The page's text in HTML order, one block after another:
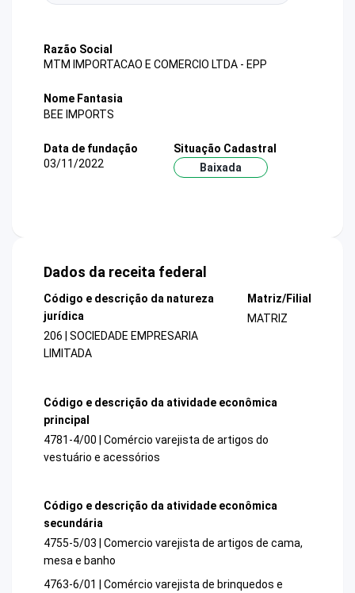
Razão Social
MTM IMPORTACAO E COMERCIO LTDA - EPP
Nome Fantasia
BEE IMPORTS
Data de fundação
03/11/2022
Situação Cadastral
Baixada
Dados da receita federal
Código e descrição da natureza
jurídica
206 | SOCIEDADE EMPRESARIA
LIMITADA
Matriz/Filial
MATRIZ
Código e descrição da atividade econômica
principal
4781-4/00 | Comércio varejista de artigos do
vestuário e acessórios
Código e descrição da atividade econômica
secundária
4755-5/03 | Comercio varejista de artigos de cama,
mesa e banho
4763-6/01 | Comércio varejista de brinquedos e